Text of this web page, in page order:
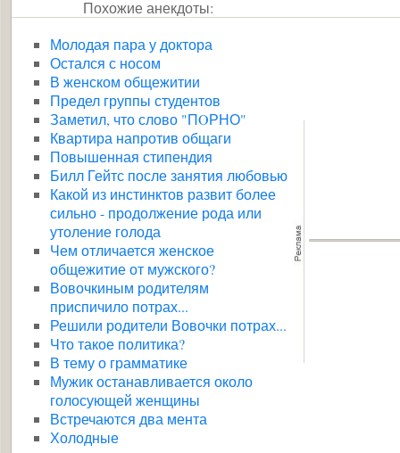
Похожие анекдоты:
Молодая пара у доктора
Остался с носом
В женском общежитии
Предел группы студентов
Заметил, что слово "ПOРНО"
Квартира напротив общаги
Повышенная стипендия
Билл Гейтс после занятия любовью
Какой из инстинктов развит более
сильно - продолжение рода или
утоление голода
Чем отличается женское
общежитие от мужского?
Вовочкиным родителям
приспичило потрах...
Решили родители Вовочки потрах...
Что такое политика?
В тему о грамматике
Мужик останавливается около
голосующей женщины
Встречаются два мента
Холодные